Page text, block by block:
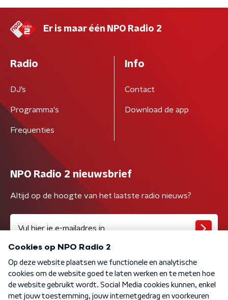
Er is maar één NPO Radio 2
Radio
DJ’s
Programma's
Frequenties
Info
Contact
Download de app
NPO Radio 2 nieuwsbrief
Altijd op de hoogte van het laatste radio nieuws?
Algemene voorwaarden